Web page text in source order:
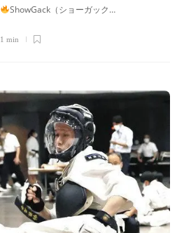
ShowGack（ショーガック…
1 min